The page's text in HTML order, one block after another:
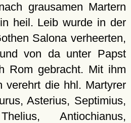
grausamen Martern
heil. Leib wurde in der
Salona verheerten,
von da unter Papst
Rom gebracht. Mit ihm
verehrt die hhl. Martyrer
Asterius, Septimius,
Antiochianus,